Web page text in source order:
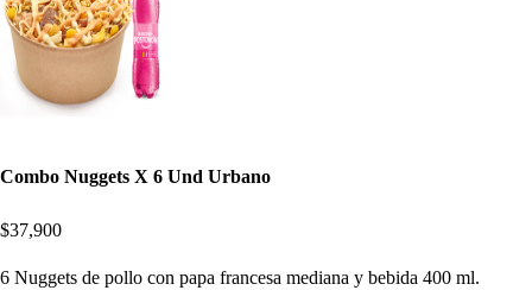
Combo Nuggets X 6 Und Urbano
$37,900
6 Nuggets de pollo con papa francesa mediana y bebida 400 ml.